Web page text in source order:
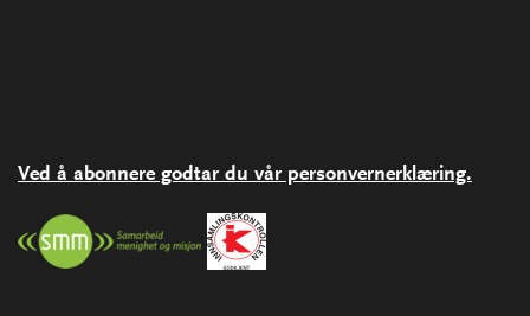
Ved å abonnere godtar du vår personvernerklæring.